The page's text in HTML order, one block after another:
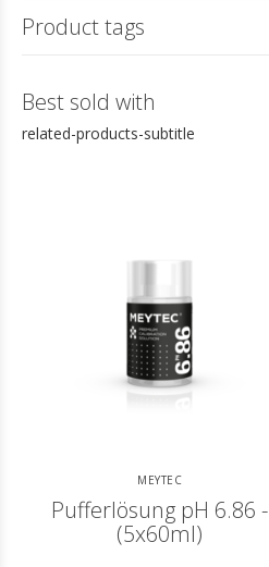
Product tags
Best sold with
related-products-subtitle
MEYTEC
Pufferlösung pH 6.86 -
(5x60ml)